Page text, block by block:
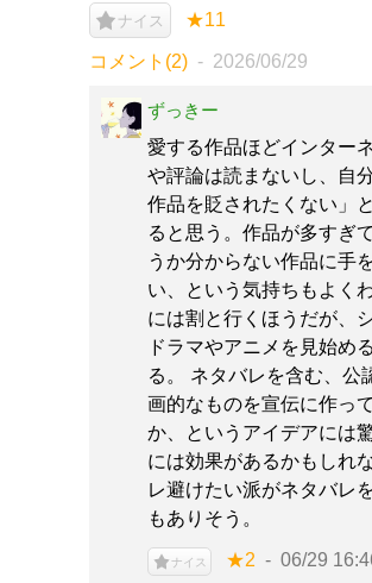
ナイス ★11
コメント(2) 2026/06/29
ずっきー
愛する作品ほどインター
や評論は読まないし、自
作品を貶されたくない」
ると思う。作品が多すぎ
うか分からない作品に手
い、という気持ちもよく
には割と行くほうだが、
ドラマやアニメを見始め
る。 ネタバレを含む、公
画的なものを宣伝に作っ
か、というアイデアには
には効果があるかもしれ
レ避けたい派がネタバレ
もありそう。
ナイス ★2 06/29